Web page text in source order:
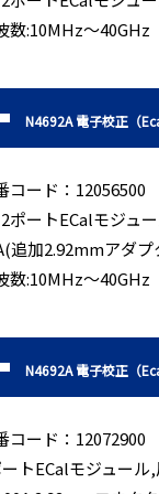
数:10MHz～40GHz
N4692A 電子校正（
コード：12056500
ポートECalモジュ
追加2.92mmアダプ
数:10MHz～40GHz
N4692A 電子校正（
コード：12072900
トECalモジュー